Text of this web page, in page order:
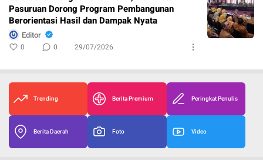
Pasuruan Dorong Program Pembangunan
Berorientasi Hasil dan Dampak Nyata
Editor
0 0 29/07/2026
Trending Berita Premium Peringkat Penulis
Berita Daerah Foto Video